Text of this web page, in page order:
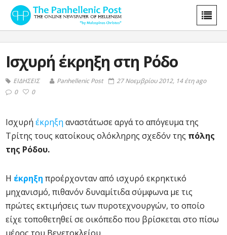
Ισχυρή έκρηξη στη Ρόδο
ΕΙΔΗΣΕΙΣ Panhellenic Post
27 Νοεμβρίου 2012, 14 έτη ago
0
0
Iσχυρή έκρηξη αναστάτωσε αργά το απόγευμα της
Τρίτης τους κατοίκους ολόκληρης σχεδόν της πόλης
της Ρόδου.
Η έκρηξη προέρχονταν από ισχυρό εκρηκτικό
μηχανισμό, πιθανόν δυναμίτιδα σύμφωνα με τις
πρώτες εκτιμήσεις των πυροτεχνουργών, το οποίο
είχε τοποθετηθεί σε οικόπεδο που βρίσκεται στο πίσω